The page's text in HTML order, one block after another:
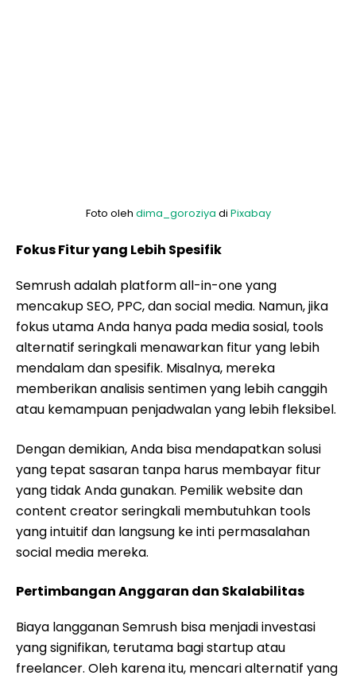
Foto oleh dima_goroziya di Pixabay
Fokus Fitur yang Lebih Spesifik
Semrush adalah platform all-in-one yang
mencakup SEO, PPC, dan social media. Namun, jika
fokus utama Anda hanya pada media sosial, tools
alternatif seringkali menawarkan fitur yang lebih
mendalam dan spesifik. Misalnya, mereka
memberikan analisis sentimen yang lebih canggih
atau kemampuan penjadwalan yang lebih fleksibel.
Dengan demikian, Anda bisa mendapatkan solusi
yang tepat sasaran tanpa harus membayar fitur
yang tidak Anda gunakan. Pemilik website dan
content creator seringkali membutuhkan tools
yang intuitif dan langsung ke inti permasalahan
social media mereka.
Pertimbangan Anggaran dan Skalabilitas
Biaya langganan Semrush bisa menjadi investasi
yang signifikan, terutama bagi startup atau
freelancer. Oleh karena itu, mencari alternatif yang